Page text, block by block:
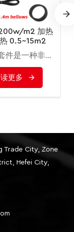
m2 加热
0.5~15m2
宽度
地暖垫套件是一种非常实用且经济的方式，可为您的家增添温暖舒适感。这些供暖系统无论安装在家里的什么位置，都能产生均匀的热量分布，而且安装和运行成本低，地暖是创造完美环境温度的经济方式。
更多
Trade City, Zone
Hefei City,